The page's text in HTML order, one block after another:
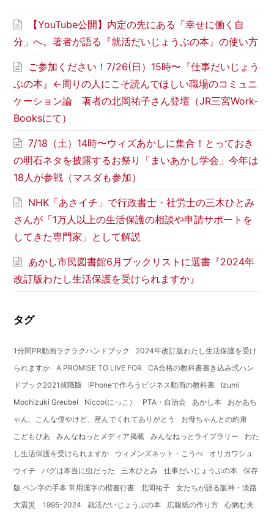
【YouTube公開】内定の先にある「幸せに働く自
分」へ。著者が語る『就活だいじょうぶの本』の使い方
ご参加ください！7/26(日）15時〜『仕事だいじょう
ぶの本』←周りの人にこそ読んでほしい職場のコミュニ
ケーション論 著者の北岡祐子さん登壇（JR三宮Work-
Booksにて）
7/18（土）14時〜ウィズあかしに集合！とっておき
の明石ネタを披露するお祭り「まいあかし学会」今年は
18人が参戦（マスダも参加）
NHK「あさイチ」で行政書士・社労士の三木ひとみ
さんが「1万人以上の生活保護の相談や申請サポートを
してきた専門家」として解説
あかし市民図書館6月ブックリストに選書『2024年
改訂版わたし生活保護を受けられますか』
タグ
1分間PR動画ラクラクハンドブック
2024年改訂版わたし生活保護を受け
られますか
A PROMISE TO LIVE FOR
CA合格の教科書書き込み式ハン
ドブック2021就職版
iPhoneで作ろうビジネス動画の教科書
Izumi
Mochizuki Greubel
Nicco(にっこ） PTA・自治会 あかし本
おかあち
ゃん、こんな僕やけど、産んでくれてありがとう
お母ちゃんとの約束
こどもぴあ
みんなねっとメディア掲載 みんなねっとライブラリー
わた
し生活保護を受けられますか
ウィメンズネット・こうべ
オリカワシュ
ウイチ
バグは本当に虫だった 三木ひとみ 仕事だいじょうぶの本
保存
版 ペン字の手本 常用漢字の楷書行書
北岡祐子
女たちが語る阪神・淡路
大震災 1995-2024
就活だいじょうぶの本 広報紙の作り方
心病む夫